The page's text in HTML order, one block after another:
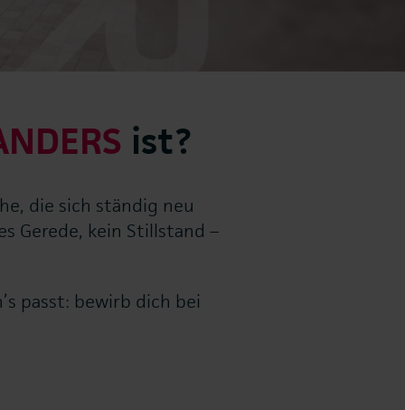
ist?
die sich ständig neu
Gerede, kein Stillstand –
passt: bewirb dich bei